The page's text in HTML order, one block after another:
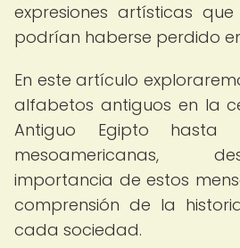
expresiones artísticas
podrían haberse perdido
En este artículo
alfabetos antiguos en la
Antiguo Egipto hasta
mesoamericanas,
importancia de estos
comprensión de la
cada sociedad.